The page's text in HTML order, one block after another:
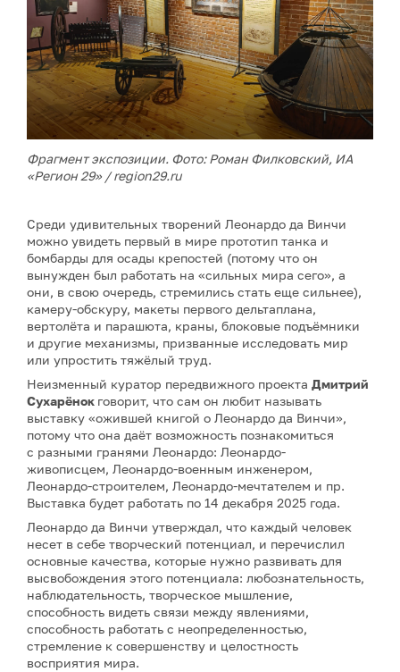
Фрагмент экспозиции. Фото: Роман Филковский, ИА
«Регион 29» /region29.ru
Среди удивительных творений Леонардо да Винчи
можно увидеть первый в мире прототип танка и
бомбарды для осады крепостей (потому что он
вынужден был работать на «сильных мира сего», а
они, в свою очередь, стремились стать еще сильнее),
камеру-обскуру, макеты первого дельтаплана,
вертолёта и парашюта, краны, блоковые подъёмники
и другие механизмы, призванные исследовать мир
или упростить тяжёлый труд.
Неизменный куратор передвижного проекта Дмитрий
Сухарёнок говорит, что сам он любит называть
выставку «ожившей книгой о Леонардо да Винчи»,
потому что она даёт возможность познакомиться
с разными гранями Леонардо: Леонардо-
живописцем, Леонардо-военным инженером,
Леонардо-строителем, Леонардо-мечтателем и пр.
Выставка будет работать по 14 декабря 2025 года.
Леонардо да Винчи утверждал, что каждый человек
несет в себе творческий потенциал, и перечислил
основные качества, которые нужно развивать для
высвобождения этого потенциала: любознательность,
наблюдательность, творческое мышление,
способность видеть связи между явлениями,
способность работать с неопределенностью,
стремление к совершенству и целостность
восприятия мира.